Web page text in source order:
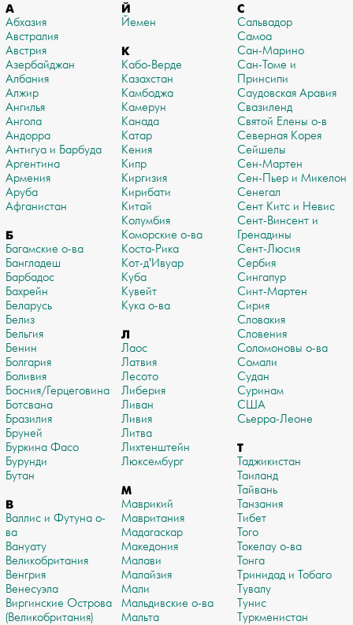
А
Абхазия
Австралия
Австрия
Азербайджан
Албания
Алжир
Ангилья
Ангола
Андорра
Антигуа и Барбуда
Аргентина
Армения
Аруба
Афганистан
Б
Багамские о-ва
Бангладеш
Барбадос
Бахрейн
Беларусь
Белиз
Бельгия
Бенин
Болгария
Боливия
Босния/Герцеговина
Ботсвана
Бразилия
Бруней
Буркина Фасо
Бурунди
Бутан
В
Валлис и Футуна о-
ва
Вануату
Великобритания
Венгрия
Венесуэла
Виргинские Острова
(Великобритания)
Й
Йемен
К
Кабо-Верде
Казахстан
Камбоджа
Камерун
Канада
Катар
Кения
Кипр
Киргизия
Кирибати
Китай
Колумбия
Коморские о-ва
Коста-Рика
Кот-д'Ивуар
Куба
Кувейт
Кука о-ва
Л
Лаос
Латвия
Лесото
Либерия
Ливан
Ливия
Литва
Лихтенштейн
Люксембург
М
Маврикий
Мавритания
Мадагаскар
Македония
Малави
Малайзия
Мали
Мальдивские о-ва
Мальта
С
Сальвадор
Самоа
Сан-Марино
Сан-Томе и
Принсипи
Саудовская Аравия
Свазиленд
Святой Елены о-в
Северная Корея
Сейшелы
Сен-Мартен
Сен-Пьер и Микелон
Сенегал
Сент Китс и Невис
Сент-Винсент и
Гренадины
Сент-Люсия
Сербия
Сингапур
Синт-Мартен
Сирия
Словакия
Словения
Соломоновы о-ва
Сомали
Судан
Суринам
США
Сьерра-Леоне
Т
Таджикистан
Таиланд
Тайвань
Танзания
Тибет
Того
Токелау о-ва
Тонга
Тринидад и Тобаго
Тувалу
Тунис
Туркменистан